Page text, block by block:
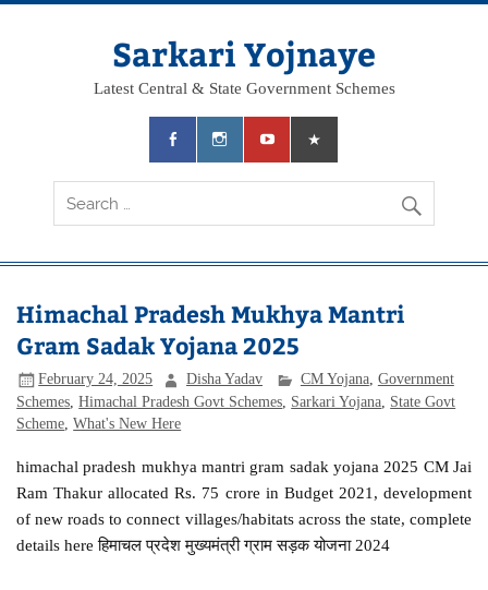
Skip
Sarkari Yojnaye
Latest Central & State Government Schemes
Himachal Pradesh Mukhya Mantri
Gram Sadak Yojana 2025
February 24, 2025 Disha Yadav CM Yojana, Government
Schemes ,Himachal Pradesh Govt Schemes Sarkari Yojana State Govt
Scheme ,What's New Here
himachal pradesh mukhya mantri gram sadak yojana 2025 CM Jai
Ram Thakur allocated Rs. 75 crore in Budget 2021, development
of new roads to connect villages/habitats across the state, complete
details here हिमाचल प्रदेश मुख्यमंत्री ग्राम सड़क योजना 2024